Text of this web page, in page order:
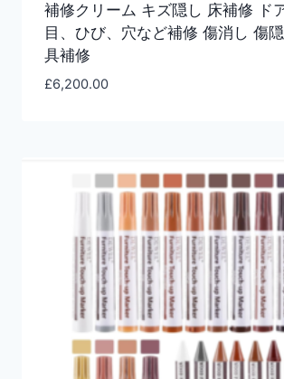
補修クリーム キズ隠し 床補修 ド
目、ひび、穴など補修 傷消し 傷
具補修
£6,200.00